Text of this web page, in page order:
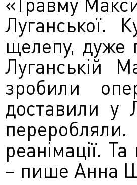
Луганської.
щелепу, дуже
Луганській
зробили
доставили у
реанімації.
– пише Анна